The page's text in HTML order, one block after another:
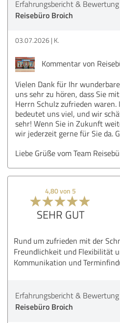
Erfahrungsbericht & Bewertung
Reisebüro Broich
03.07.2026 K.
Kommentar von
Vielen Dank für Ihr
uns sehr zu hören, dass Sie
Herrn Schulz zufrieden
bedeutet uns viel, und wir
sehr! Wenn Sie in Zukunft
wir jederzeit gerne für Sie da.
Liebe Grüße vom Team
4,80 von 5
SEHR GUT
Rund um zufrieden mit der
Freundlichkeit und Flexibilität
Kommunikation und
Erfahrungsbericht & Bewertung
Reisebüro Broich